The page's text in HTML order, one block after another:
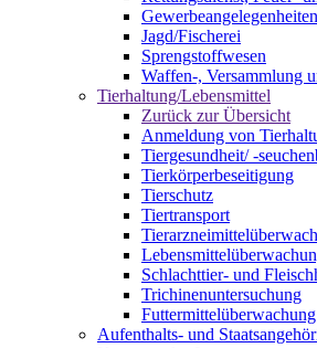
Gewerbeangelegenheiten
Jagd/Fischerei
Sprengstoffwesen
Waffen-, Versammlung
Tierhaltung/Lebensmittel
Zurück zur Übersicht
Anmeldung von
Tiergesundheit/ -
Tierkörperbeseitigung
Tierschutz
Tiertransport
Schlachttier- und
Trichinenuntersuchung
Futtermittelüberwachung
Aufenthalts- und